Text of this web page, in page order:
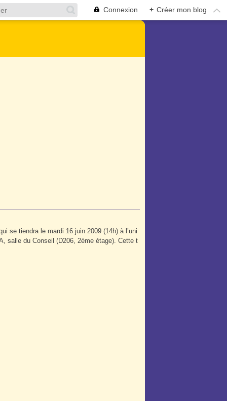
Connexion + Créer mon blog
se tiendra le mardi 16 juin 2009 (14h) à l’uni
salle du Conseil (D206, 2ème étage). Cette t